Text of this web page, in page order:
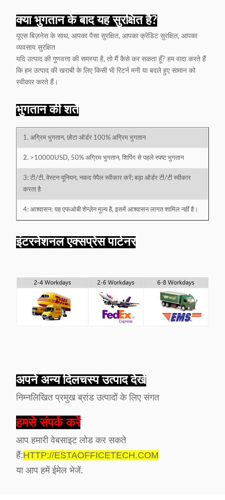
क्या भुगतान के बाद यह सुरक्षित है?
यूएस बिज़नेस के साथ, आपका पैसा सुरक्षित, आपका क्रेडिट सुरक्षित, आपका
व्यवसाय सुरक्षित
यदि उत्पाद की गुणवत्ता की समस्या है, तो मैं कैसे कर सकता हूँ? हम वादा करते हैं
कि हम उत्पाद की खराबी के लिए किसी भी रिटर्न मनी या बदले हुए सामान को
स्वीकार करते हैं।
भुगतान की शर्तें
1. अग्रिम भुगतान, छोटा ऑर्डर 100% अग्रिम भुगतान
2. >10000USD, 50% अग्रिम भुगतान, शिपिंग से पहले स्पष्ट भुगतान
3: टी/टी, वेस्टन यूनियन, नकद पेपैल स्वीकार करें; बड़ा ऑर्डर टी/टी स्वीकार
करता है
4: आश्वासन: यह एफओबी शेन्ज़ेन मूल्य है, इसमें आश्वासन लागत शामिल नहीं है।
इंटरनेशनल एक्सप्रेस पार्टनर
अपने अन्य दिलचस्प उत्पाद देखें
निम्नलिखित प्रमुख ब्रांड उत्पादों के लिए संगत
हमसे संपर्क करें
आप हमारी वेबसाइट लोड कर सकते
हैं:HTTP://ESTAOFFICETECH.COM
या आप हमें ईमेल भेजें.